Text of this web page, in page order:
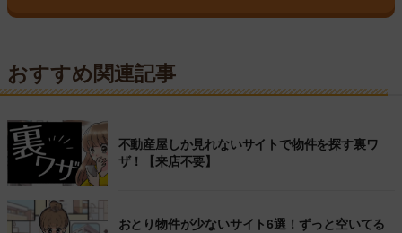
おすすめ関連記事
不動産屋しか見れないサイトで物件を探す裏ワ
ザ！【来店不要】
おとり物件が少ないサイト6選！ずっと空いてる